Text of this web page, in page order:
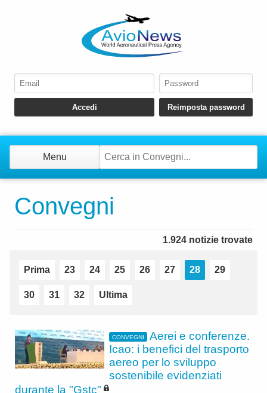
Menu
Convegni
1.924 notizie trovate
Prima 23 24 25 26 27 28 29
30 31 32 Ultima
CONVEGNI
Aerei e conferenze.
Icao: i benefici del trasporto
aereo per lo sviluppo
sostenibile evidenziati
durante la "Gstc"